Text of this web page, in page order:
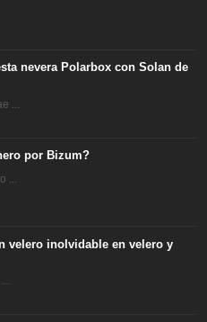
nevera Polarbox con Solan de
...
por Bizum?
...
velero inolvidable en velero y